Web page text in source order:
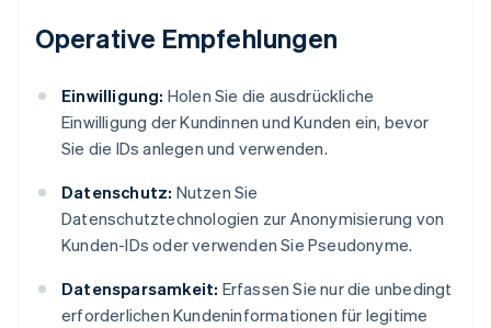
Operative Empfehlungen
Einwilligung: Holen Sie die ausdrückliche
Einwilligung der Kundinnen und Kunden ein, bevor
Sie die IDs anlegen und verwenden.
Datenschutz: Nutzen Sie
Datenschutztechnologien zur Anonymisierung von
Kunden-IDs oder verwenden Sie Pseudonyme.
Datensparsamkeit: Erfassen Sie nur die unbedingt
erforderlichen Kundeninformationen für legitime